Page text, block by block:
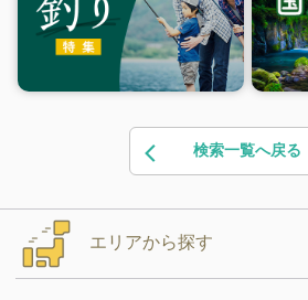
検索一覧へ戻る
エリアから探す